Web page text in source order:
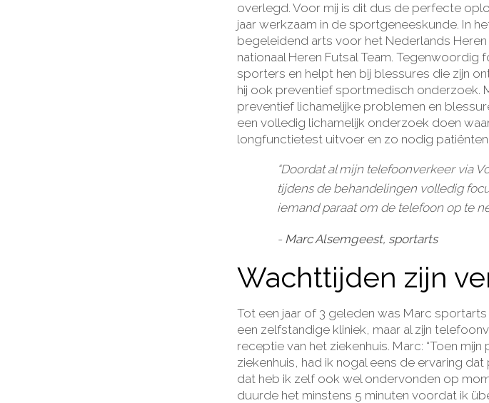
overlegd. Voor mij is dit dus de perfecte
jaar werkzaam in de sportgeneeskunde. In
begeleidend arts voor het Nederlands
nationaal Heren Futsal Team.
sporters en helpt hen bij blessures die zijn
hij ook preventief sportmedisch onderzoek.
preventief lichamelijke problemen en
een volledig lichamelijk onderzoek doen
longfunctietest uitvoer en zo nodig patiënten
“Doordat al mijn telefoonverkeer via
tijdens de behandelingen volledig
iemand paraat om de telefoon op te
- Marc Alsemgeest, sportarts
Wachttijden zijn
Tot een jaar of 3 geleden was Marc sportarts
een zelfstandige kliniek, maar al zijn
receptie van het ziekenhuis. Marc: “Toen
ziekenhuis, had ik nogal eens de ervaring
dat heb ik zelf ook wel ondervonden op
duurde het minstens 5 minuten voordat ik